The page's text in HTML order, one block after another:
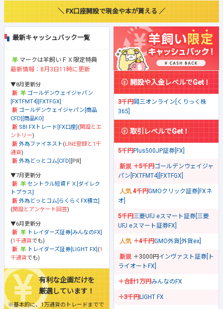
＼ FX口座開設で現金や本が貰える ／
最新キャッシュバック一覧
マークは羊飼いＦＸ限定特典
最新情報：8月3日11時に更新
▼8月更新分
ゴールデンウェイジャパン
[FXTFMT4][FXTFGX]
ゴールデンウェイジャパン[商品
CFD][商品KO]
SBI FXトレード[FX口座] (開設とエ
ントリー)
外為ファイネスト(LINE登録と1千
通貨)
外為どっとコム[CFD] [PR]
▼7月更新分
セントラル短資ＦＸ[ダイレク
トプラス]
外為どっとコム[らくらくFX積立]
(開設とアンケート回答)
▼6月更新分
トレイダーズ証券[みんなのFX]
(1千通貨でも)
トレイダーズ証券[LIGHT FX] (1
千通貨でも)
有利な企画だけを
厳選しています！
※基本的に、1万通貨のトレードまでで
開設や入金レベルでGet！
3千円岡三オンライン[くりっく株
365]
取引レベルでGet！
5千円Plus500JP証券[FX]
＋5千円ゴールデンウェイジャ
パン[FXTFMT4][FXTFGX]
4千円GMOクリック証券[FXネ
オ]
5千円三菱UFJ eスマート証券[三菱
UFJ eスマート証券FX]
＋4千円GMO外貨[外貨ex]
＋3000円 インヴァスト証券[ト
ライオートFX]
＋合計1万円みんなのFX
＋3千円LIGHT FX